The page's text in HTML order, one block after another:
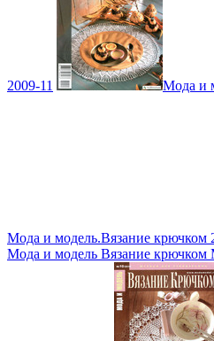
2009-11 Мода и
Мода и модель.Вязание крючком
Мода и модель Вязание крючком